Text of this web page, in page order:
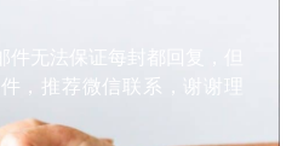
件无法保证每封都回复，但
，推荐微信联系，谢谢理